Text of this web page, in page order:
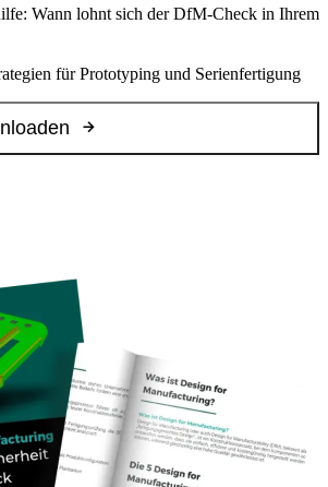
Wann lohnt sich der DfM-Check in Ihrem
für Prototyping und Serienfertigung